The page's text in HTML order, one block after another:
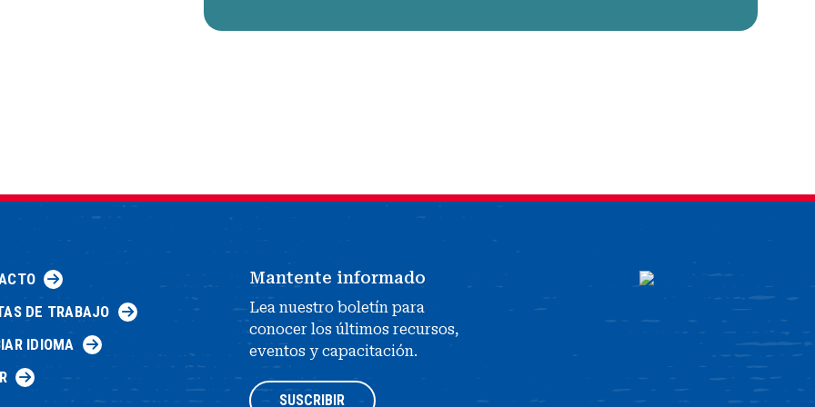
DE TRABAJO
IDIOMA
Mantente informado
Lea nuestro boletín para
conocer los últimos recursos,
eventos y capacitación.
SUSCRIBIR